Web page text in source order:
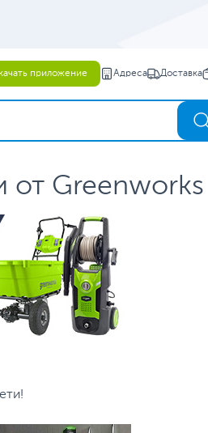
приложение Адреса Доставка
от Greenworks